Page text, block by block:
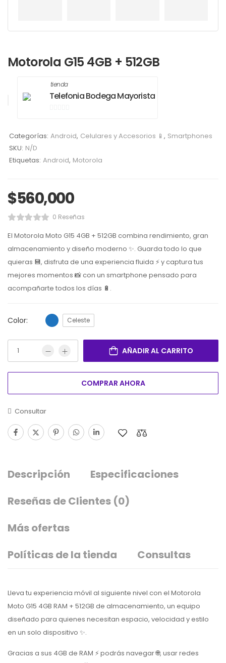
Motorola G15 4GB + 512GB
tienda
Telefonia Bodega Mayorista
5
Categorías: Android, Celulares y Accesorios 📱 , Smartphones
SKU: N/D
Etiquetas: Android, Motorola
$560,000
0 Reseñas
El Motorola Moto G15 4GB + 512GB combina rendimiento, gran
almacenamiento y diseño moderno ✨. Guarda todo lo que
quieras 💾, disfruta de una experiencia fluida ⚡ y captura tus
mejores momentos 📸 con un smartphone pensado para
acompañarte todos los días 🔋.
Color: Celeste
AÑADIR AL CARRITO
COMPRAR AHORA
Consultar
Descripción
Especificaciones
Reseñas de Clientes (0)
Más ofertas
Políticas de la tienda
Consultas
Lleva tu experiencia móvil al siguiente nivel con el Motorola
Moto G15 4GB RAM + 512GB de almacenamiento, un equipo
diseñado para quienes necesitan espacio, velocidad y estilo
en un solo dispositivo ✨.
Gracias a sus 4GB de RAM ⚡ podrás navegar 🌐, usar redes